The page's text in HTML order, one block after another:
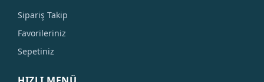
Sipariş Takip
Favorileriniz
Sepetiniz